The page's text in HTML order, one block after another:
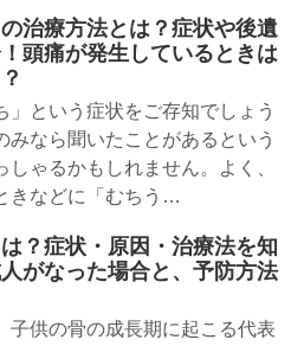
治療方法とは？症状や後遺
頭痛が発生しているときは
」という症状をご存知でしょう
みなら聞いたことがあるという
しゃるかもしれません。よく、
きなどに「むちう…
？症状・原因・治療法を知
がなった場合と、予防方法
子供の骨の成長期に起こる代表